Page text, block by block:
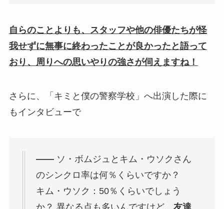
自らのことよりも、スタッフや他の俳優たちが怪
我せずに無事に終わったことが良かったと語って
おり、周りへの思いやりの強さが伺えますね！
さらに、「キミと僕の警察学校」へ出演した際に
もインタビューで
―― ソ・ボムジュとキム・ウソクさん
のシンクロ率は何％くらいですか？
キム・ウソク：50％くらいでしょう